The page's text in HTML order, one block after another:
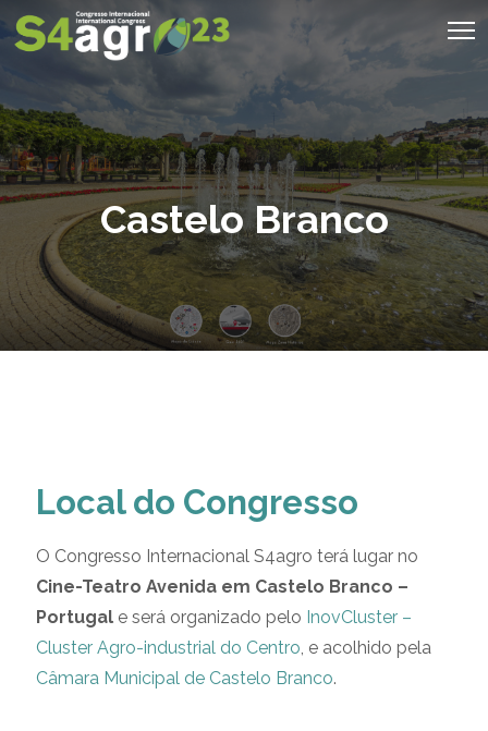
Castelo Branco
Local do Congresso
O Congresso Internacional S4agro terá lugar no
Cine-Teatro Avenida em Castelo Branco –
Portugal e será organizado pelo InovCluster –
Cluster Agro-industrial do Centro, e acolhido pela
Câmara Municipal de Castelo Branco.